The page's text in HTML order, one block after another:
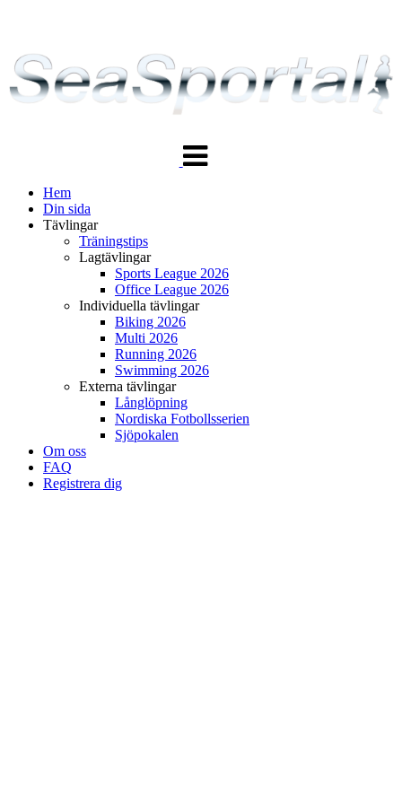
navigering
Hem
Din sida
Tävlingar
Träningstips
Lagtävlingar
Sports League 2026
Office League 2026
Individuella tävlingar
Biking 2026
Multi 2026
Running 2026
Swimming 2026
Externa tävlingar
Långlöpning
Nordiska Fotbollsserien
Sjöpokalen
Om oss
FAQ
Registrera dig